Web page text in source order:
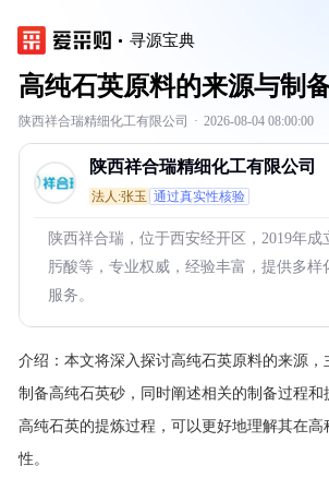
寻源宝典
高纯石英原料的来源与制
陕西祥合瑞精细化工有限公司 · 2026-08-04 08:00:00
陕西祥合瑞精细化工有限公司
法人:张玉 通过真实性核验
陕西祥合瑞，位于西安经开区，2019年成
肟酸等，专业权威，经验丰富，提供多样
服务。
介绍： 本文将深入探讨高纯石英原料的来源
制备高纯石英砂，同时阐述相关的制备过程
高纯石英的提炼过程，可以更好地理解其在高
性。